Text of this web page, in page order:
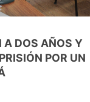
A DOS AÑOS Y
POR UN